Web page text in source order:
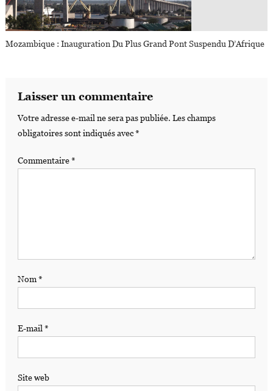
Mozambique : Inauguration Du Plus Grand Pont Suspendu D’Afrique
Laisser un commentaire
Votre adresse e-mail ne sera pas publiée. Les champs
obligatoires sont indiqués avec*
Commentaire*
Nom*
E-mail *
Site web